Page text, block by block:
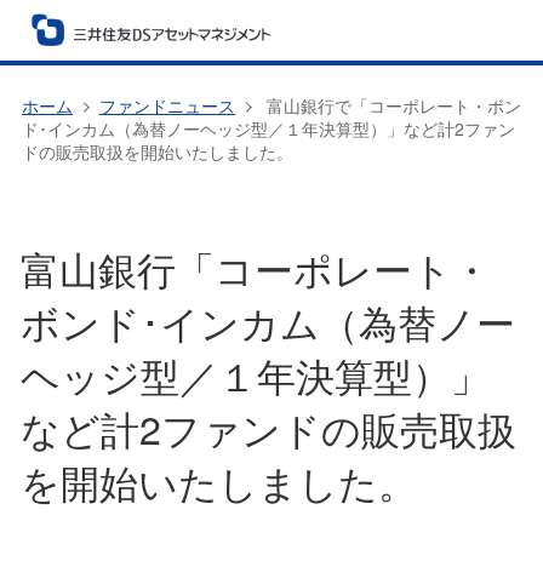
ホーム ファンドニュース
富山銀行で「コーポレート・ボン
ド･インカム（為替ノーヘッジ型／１年決算型）」など計2ファン
ドの販売取扱を開始いたしました。
富山銀行「コーポレート・
ボンド･インカム（為替ノー
ヘッジ型／１年決算型）」
など計2ファンドの販売取扱
を開始いたしました。